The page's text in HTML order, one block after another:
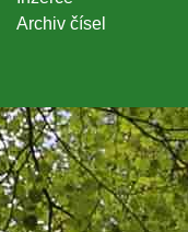
Archiv čísel